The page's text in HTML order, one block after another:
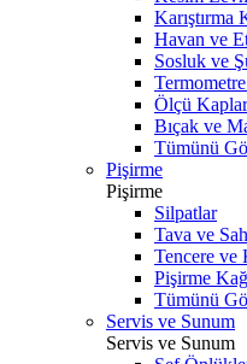
Karıştırma
Havan ve
Sosluk ve
Ölçü
Bıçak ve
Tümünü
Pişirme
Pişirme
Silpatlar
Tava ve
Tencere ve
Pişirme
Tümünü
Servis ve Sunum
Servis ve Sunum